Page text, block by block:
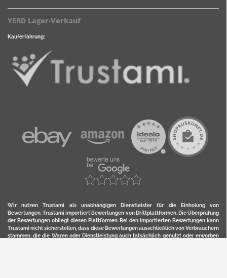
YERD Lager-Verkauf
Kauferfahrung:
Wir nutzen Trustami als unabhängigen Dienstleister für die Einholung von
Bewertungen. Trustami importiert Bewertungen von Drittplattformen. Die Überprüfung
der Bewertungen obliegt diesen Plattformen. Bei den importierten Bewertungen kann
Trustami nicht sicherstellen, dass diese Bewertungen ausschließlich von Verbrauchern
stammen, die die Waren oder Dienstleistung auch tatsächlich genutzt oder erworben